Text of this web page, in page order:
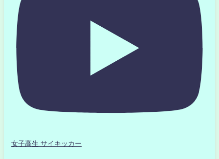
女子高生 サイキッカー